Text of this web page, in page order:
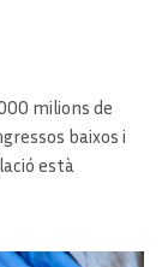
milions de
baixos i
està